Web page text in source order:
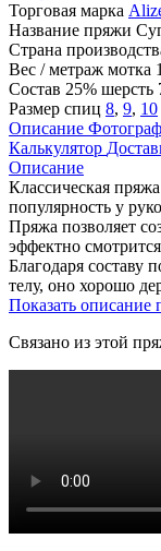
Торговая марка
Название пряжи
Страна
Вес / метраж мотка
Состав 25% шерсть
Размер спиц 8, 9, 10
Описание
Калькулятор
Описание
Классическая
популярность у
Пряжа позволяет
эффектно
Благодаря составу
телу, оно хорошо
Показать описание
Связано из этой